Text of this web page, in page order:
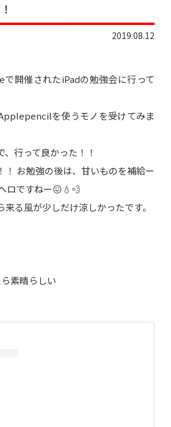
2019.08.12
開催されたiPadの勉強会に行って
を使うモノを受けてみま
行って良かった！！
！ お勉強の後は、甘いものを補給ー
ロですねー😖💧💨
る風が少しだけ涼しかったです。
素晴らしい